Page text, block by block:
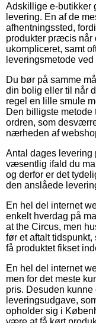
Adskillige e-butikker
levering. En af de
afhentningssted,
produkter præcis når
ukompliceret, samt
leveringsmetode
Du bør på samme
din bolig eller til når
regel en lille smule
Den billigste
ordren, som
nærheden af
Antal dages
væsentlig ifald du
og derfor er det
den anslåede
En hel del internet
enkelt hverdag på
at the Circus, men
før et aftalt tidspunkt,
få produktet fikset
En hel del internet
men for det meste
pris. Desuden
leveringsudgave,
opholder sig i